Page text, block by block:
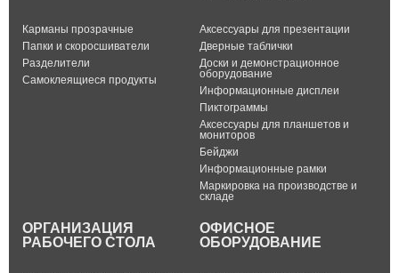
Карманы прозрачные
Папки и скоросшиватели
Разделители
Самоклеящиеся продукты
Аксессуары для презентации
Дверные таблички
Доски и демонстрационное
оборудование
Информационные дисплеи
Пиктограммы
Аксессуары для планшетов и
мониторов
Бейджи
Информационные рамки
Маркировка на производстве и
складе
ОРГАНИЗАЦИЯ
РАБОЧЕГО СТОЛА
ОФИСНОЕ
ОБОРУДОВАНИЕ